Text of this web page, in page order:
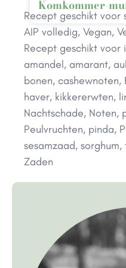
Komkommer-
Recept geschikt voor
AIP volledig, Vegan,
Recept geschikt voor
amandel, amarant,
bonen, cashewnoten,
haver, kikkererwten,
Nachtschade, Noten,
Peulvruchten, pinda,
sesamzaad, sorghum,
Zaden